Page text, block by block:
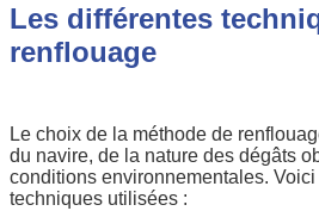
Les différentes
renflouage
Le choix de la méthode de
du navire, de la nature des dégâts
conditions environnementales.
techniques utilisées :